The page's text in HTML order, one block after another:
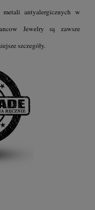
antyalergicznych w
Jewelry są zawsze
szczegóły.